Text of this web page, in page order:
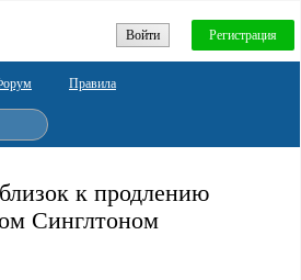
Войти Регистрация
Правила
к продлению
Синглтоном